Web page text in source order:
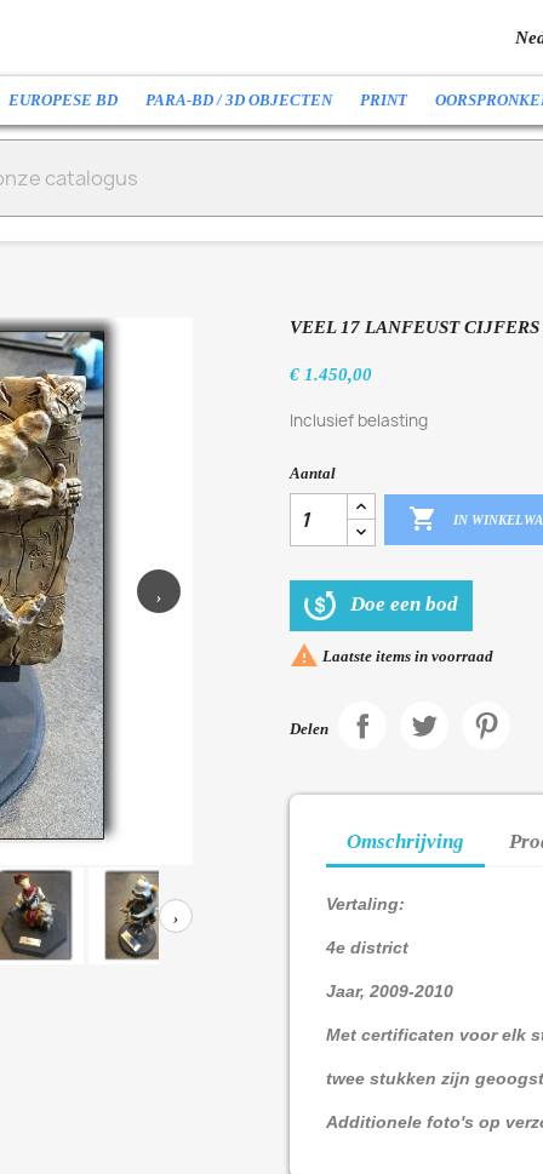
EUROPESE BD PARA-BD / 3D OBJECTEN PRINT
›
›
VEEL 17 LANFEUST CIJFERS
€ 1.450,00
Inclusief belasting
Aantal
 IN
Doe een bod
 Laatste items in voorraad
Delen
Omschrijving
Vertaling:
4e district
Jaar, 2009-2010
Met certificaten voor elk
twee stukken zijn geoogst
Additionele foto's op